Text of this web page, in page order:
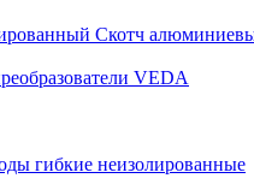
Скотч
VEDA
гибкие неизолированные